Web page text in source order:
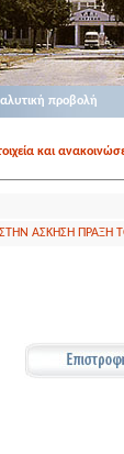
προβολή
και
ΑΣΚΗΣΗ ΠΡΑΞΗ